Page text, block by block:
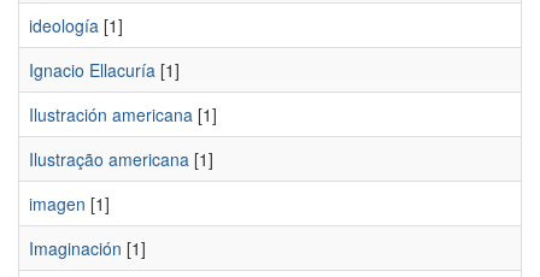
ideologí­a [1]
Ignacio Ellacurí­a [1]
Ilustración americana [1]
Ilustração americana [1]
imagen [1]
Imaginación [1]